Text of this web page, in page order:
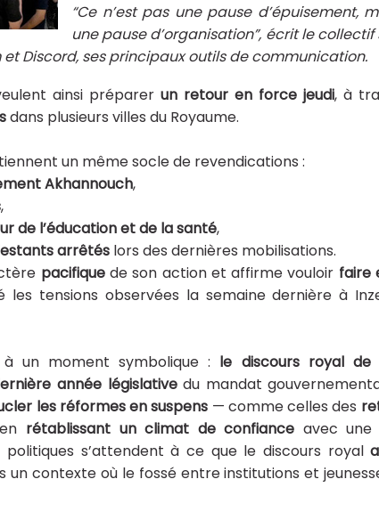
“Ce n’est pas une pause d’épuisement,
une pause d’organisation”, écrit le collectif
Discord, ses principaux outils de communication.
ainsi préparer un retour en force jeudi, à
dans plusieurs villes du Royaume.
un même socle de revendications :
Akhannouch,
,
de l’éducation et de la santé,
arrêtés lors des dernières mobilisations.
pacifiquede son action et affirme vouloir faire
les tensions observées la semaine dernière à
un moment symbolique : le discours royal de
année législativedu mandat
les réformes en suspens — comme celles des
rétablissant un climat de confiance avec une
politiques s’attendent à ce que le discours royal
un contexte où le fossé entre institutions et